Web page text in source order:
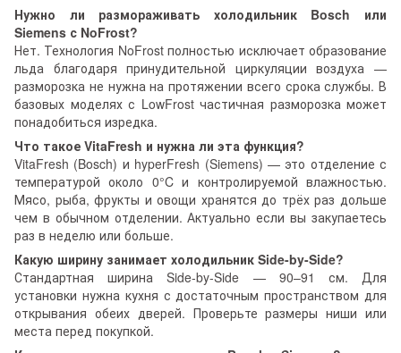
Нужно ли размораживать холодильник Bosch или
Siemens с NoFrost?
Нет. Технология NoFrost полностью исключает образование
льда благодаря принудительной циркуляции воздуха —
разморозка не нужна на протяжении всего срока службы. В
базовых моделях с LowFrost частичная разморозка может
понадобиться изредка.
Что такое VitaFresh и нужна ли эта функция?
VitaFresh (Bosch) и hyperFresh (Siemens) — это отделение с
температурой около 0°C и контролируемой влажностью.
Мясо, рыба, фрукты и овощи хранятся до трёх раз дольше
чем в обычном отделении. Актуально если вы закупаетесь
раз в неделю или больше.
Какую ширину занимает холодильник Side-by-Side?
Стандартная ширина Side-by-Side — 90–91 см. Для
установки нужна кухня с достаточным пространством для
открывания обеих дверей. Проверьте размеры ниши или
места перед покупкой.